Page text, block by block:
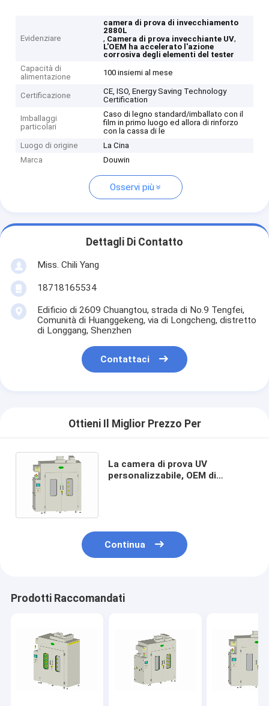
Evidenziare
camera di prova di invecchiamento
2880L
, Camera di prova invecchiante UV,
L'OEM ha accelerato l'azione
corrosiva degli elementi del tester
Capacità di
alimentazione
100 insiemi al mese
Certificazione
CE, ISO, Energy Saving Technology
Certification
Imballaggi
particolari
Caso di legno standard/imballato con il
film in primo luogo ed allora di rinforzo
con la cassa di le
Luogo di origine
La Cina
Marca
Douwin
Osservi più
Dettagli Di Contatto
Miss. Chili Yang
18718165534
Edificio di 2609 Chuangtou, strada di No.9 Tengfei,
Comunità di Huanggekeng, via di Longcheng, distretto
di Longgang, Shenzhen
Contattaci
Ottieni Il Miglior Prezzo Per
La camera di prova UV
personalizzabile, OEM di
Continua
Prodotti Raccomandati